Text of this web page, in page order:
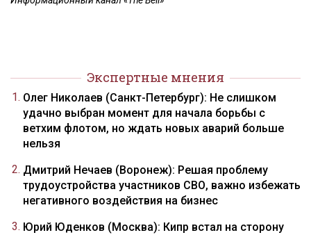
Экспертные мнения
Олег Николаев (Санкт-Петербург): Не слишком
удачно выбран момент для начала борьбы с
ветхим флотом, но ждать новых аварий больше
нельзя
Дмитрий Нечаев (Воронеж): Решая проблему
трудоустройства участников СВО, важно избежать
негативного воздействия на бизнес
Юрий Юденков (Москва): Кипр встал на сторону